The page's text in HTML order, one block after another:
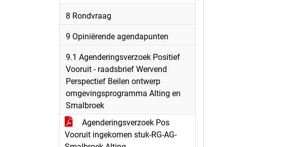
8 Rondvraag
9 Opiniërende agendapunten
9.1 Agenderingsverzoek Positief
Vooruit - raadsbrief Wervend
Perspectief Beilen ontwerp
omgevingsprogramma Alting en
Smalbroek
Agenderingsverzoek Pos
Vooruit ingekomen stuk-RG-AG-